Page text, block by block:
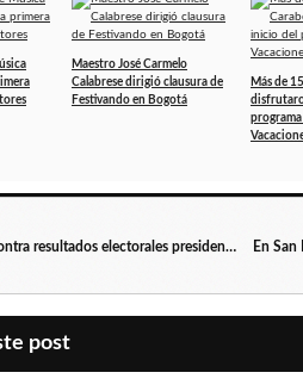
Maestro José Carmelo
Calabrese dirigió clausura de
Festivando en Bogotá
Más de
programa
Protesta abierta contra resultados electorales presidenciales y respeto a derechos humanos en el Trigal Norte de Valencia
post